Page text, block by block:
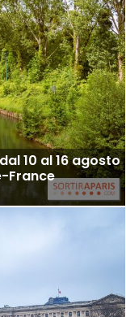
10 al 16 agosto
France